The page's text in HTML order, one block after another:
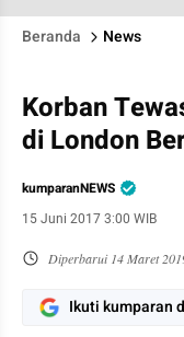
Beranda News
Korban
di London
kumparanNEWS
15 Juni 2017 3:00 WIB
Diperbarui 14 Maret
Ikuti kumparan